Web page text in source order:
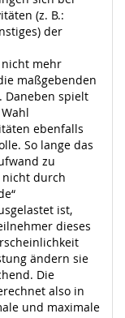
(z. B.:
der
nicht mehr
maßgebenden
Daneben spielt
ebenfalls
So lange das
zu
durch
ist,
dieses
ändern sie
Die
also in
und maximale